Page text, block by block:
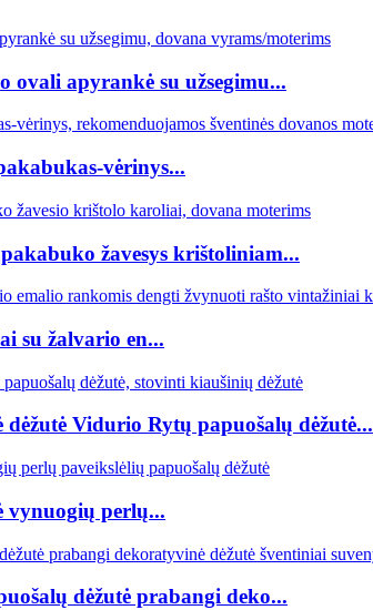
ovali apyrankė su užsegimu...
vėrinys...
žavesys krištoliniam...
su žalvario en...
Vidurio Rytų papuošalų dėžutė...
vynuogių perlų...
dėžutė prabangi deko...